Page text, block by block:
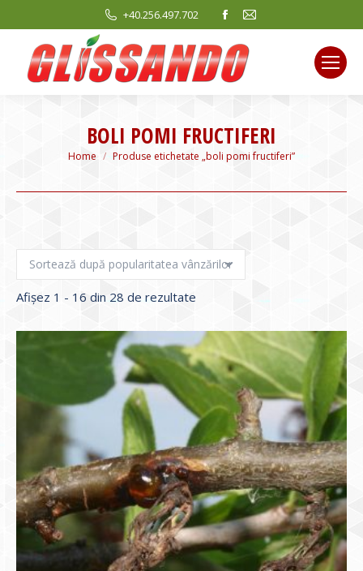
+40.256.497.702
Facebook
opens
in
new
Mail
new
BOLI POMI FRUCTIFERI
You are here:
Home Produse etichetate „boli pomi fructiferi”
Afișez 1 - 16 din 28 de rezultate
evaluarea
medie